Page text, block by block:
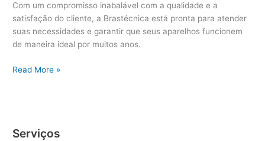
Com um compromisso inabalável com a qualidade e a
satisfação do cliente, a Brastécnica está pronta para atender
suas necessidades e garantir que seus aparelhos funcionem
de maneira ideal por muitos anos.
Brastemp
Read More »
Serviços